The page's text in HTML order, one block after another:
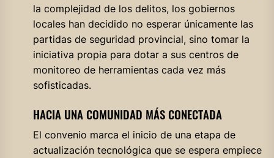
la complejidad de los delitos, los gobiernos
locales han decidido no esperar únicamente las
partidas de seguridad provincial, sino tomar la
iniciativa propia para dotar a sus centros de
monitoreo de herramientas cada vez más
sofisticadas.
HACIA UNA COMUNIDAD MÁS CONECTADA
El convenio marca el inicio de una etapa de
actualización tecnológica que se espera empiece